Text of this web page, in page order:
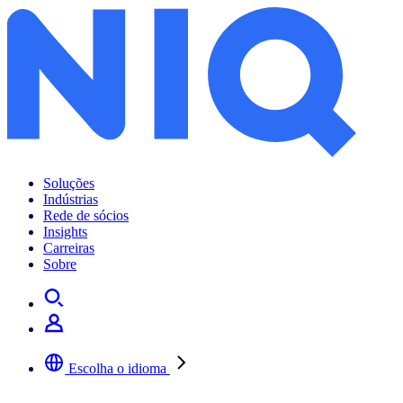
Soluções
Indústrias
Rede de sócios
Insights
Carreiras
Sobre
Escolha o idioma